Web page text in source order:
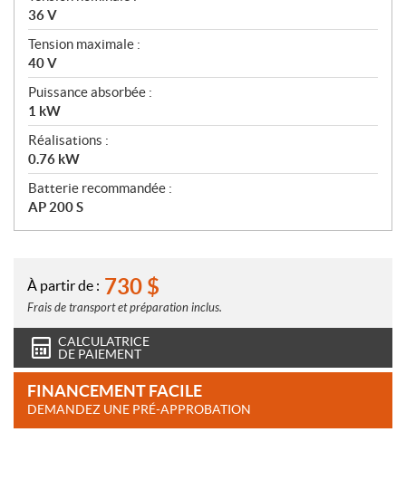
o
n
s
36 V
Tension maximale :
40 V
Puissance absorbée :
1 kW
Réalisations :
0.76 kW
Batterie recommandée :
AP 200 S
À partir de : 730 $
Frais de transport et préparation inclus.
CALCULATRICE
DE PAIEMENT
FINANCEMENT FACILE
DEMANDEZ UNE PRÉ-APPROBATION